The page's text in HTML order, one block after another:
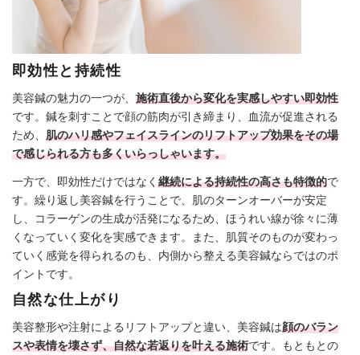
即効性と持続性
美容鍼の魅力の一つが、 施術直後から変化を実感しやすい即効性
です。鍼を刺すことで顔の筋肉が引き締まり、血流が促進される
ため、 肌のハリ感やフェイスラインのリフトアップ効果をその場
で感じられる方も多くいらっしゃいます。
一方で、即効性だけではなく 継続による持続性の高さも特徴的で
す。繰り返し美容鍼を行うことで、肌のターンオーバーが安定
し、コラーゲンの生成が活発になるため、ほうれい線が徐々に薄
くなっていく変化を実感できます。また、肌質そのものが変わっ
ていく感覚を得られるのも、内側から整える美容鍼ならではのポ
イントです。
自然な仕上がり
美容整形や注射によるリフトアップと違い、美容鍼は顔のバラン
スや表情を壊さず、自然な若返りを叶える施術です。もともとの